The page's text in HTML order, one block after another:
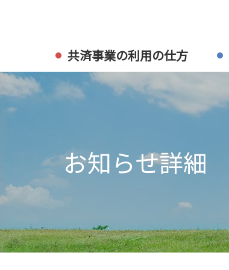
共済事業の利用の仕方
お知らせ詳細